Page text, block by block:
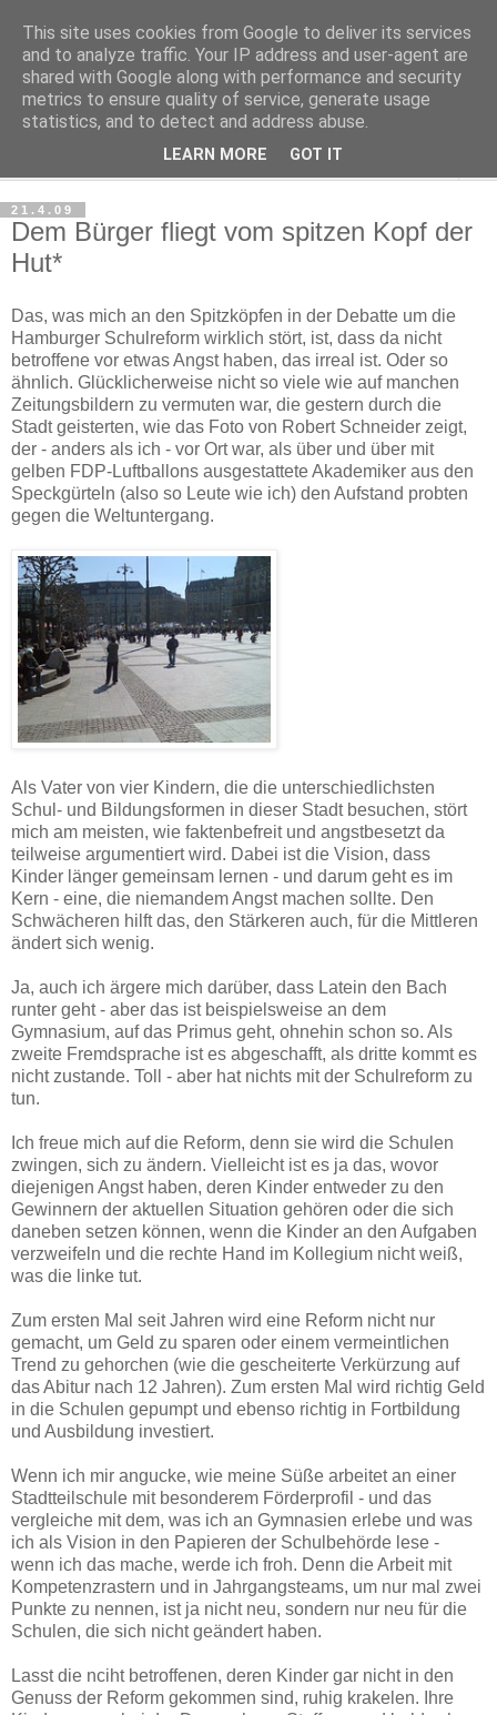
Haltungsturnen
Niveau sieht nur von unten aus wie Arroganz.
21.4.09
Dem Bürger fliegt vom spitzen Kopf der
Hut*
Das, was mich an den Spitzköpfen in der Debatte um die
Hamburger Schulreform wirklich stört, ist, dass da nicht
betroffene vor etwas Angst haben, das irreal ist. Oder so
ähnlich. Glücklicherweise nicht so viele wie auf manchen
Zeitungsbildern zu vermuten war, die gestern durch die
Stadt geisterten, wie das Foto von Robert Schneider zeigt,
der - anders als ich - vor Ort war, als über und über mit
gelben FDP-Luftballons ausgestattete Akademiker aus den
Speckgürteln (also so Leute wie ich) den Aufstand probten
gegen die Weltuntergang.
Als Vater von vier Kindern, die die unterschiedlichsten
Schul- und Bildungsformen in dieser Stadt besuchen, stört
mich am meisten, wie faktenbefreit und angstbesetzt da
teilweise argumentiert wird. Dabei ist die Vision, dass
Kinder länger gemeinsam lernen - und darum geht es im
Kern - eine, die niemandem Angst machen sollte. Den
Schwächeren hilft das, den Stärkeren auch, für die Mittleren
ändert sich wenig.
Ja, auch ich ärgere mich darüber, dass Latein den Bach
runter geht - aber das ist beispielsweise an dem
Gymnasium, auf das Primus geht, ohnehin schon so. Als
zweite Fremdsprache ist es abgeschafft, als dritte kommt es
nicht zustande. Toll - aber hat nichts mit der Schulreform zu
tun.
Ich freue mich auf die Reform, denn sie wird die Schulen
zwingen, sich zu ändern. Vielleicht ist es ja das, wovor
diejenigen Angst haben, deren Kinder entweder zu den
Gewinnern der aktuellen Situation gehören oder die sich
daneben setzen können, wenn die Kinder an den Aufgaben
verzweifeln und die rechte Hand im Kollegium nicht weiß,
was die linke tut.
Zum ersten Mal seit Jahren wird eine Reform nicht nur
gemacht, um Geld zu sparen oder einem vermeintlichen
Trend zu gehorchen (wie die gescheiterte Verkürzung auf
das Abitur nach 12 Jahren). Zum ersten Mal wird richtig Geld
in die Schulen gepumpt und ebenso richtig in Fortbildung
und Ausbildung investiert.
Wenn ich mir angucke, wie meine Süße arbeitet an einer
Stadtteilschule mit besonderem Förderprofil - und das
vergleiche mit dem, was ich an Gymnasien erlebe und was
ich als Vision in den Papieren der Schulbehörde lese -
wenn ich das mache, werde ich froh. Denn die Arbeit mit
Kompetenzrastern und in Jahrgangsteams, um nur mal zwei
Punkte zu nennen, ist ja nicht neu, sondern nur neu für die
Schulen, die sich nicht geändert haben.
Lasst die nciht betroffenen, deren Kinder gar nicht in den
Genuss der Reform gekommen sind, ruhig krakelen. Ihre
This site uses cookies from Google to deliver its services
and to analyze traffic. Your IP address and user-agent are
shared with Google along with performance and security
metrics to ensure quality of service, generate usage
statistics, and to detect and address abuse.
LEARN MORE GOT IT